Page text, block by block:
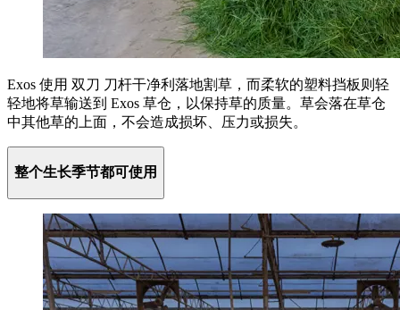
Exos 使用 双刀 刀杆干净利落地割草，而柔软的塑料挡板则轻
轻地将草输送到 Exos 草仓，以保持草的质量。草会落在草仓
中其他草的上面，不会造成损坏、压力或损失。
整个生长季节都可使用